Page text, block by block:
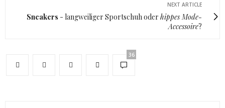
NEXT ARTICLE
Sneakers - langweiliger Sportschuh oder hippes Mode-
Accessoire?
36